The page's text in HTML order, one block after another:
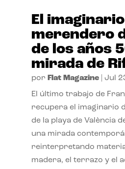
El
merendero
de los años
mirada de
por Flat Magazine| Jul
El último trabajo de
recupera el imaginario
de la playa de València
una mirada
reinterpretando
madera, el terrazo y el